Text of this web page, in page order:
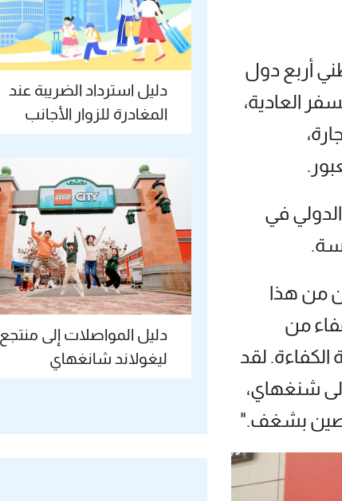
2026، يُسمح لمواطني أربع دول
العادية،
التجارة،
بودونغ الدولي في
من هذا
من
الكفاءة. لقد
إلى شنغهاي،
الصين بشغف."
دليل استرداد الضريبة عند
المغادرة للزوار الأجانب
دليل المواصلات إلى منتجع
ليغولاند شانغهاي